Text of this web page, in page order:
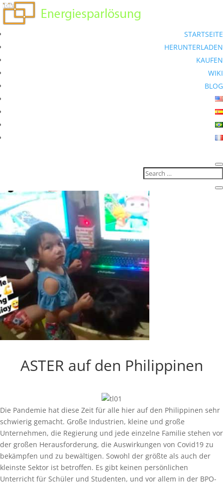
STARTSEITE
HERUNTERLADEN
KAUFEN
WIKI
BLOG
ASTER auf den Philippinen
Die Pandemie hat diese Zeit für alle hier auf den Philippinen sehr
schwierig gemacht. Große Industrien, kleine und große
Unternehmen, die Regierung und jede einzelne Familie stehen vor
der großen Herausforderung, die Auswirkungen von Covid19 zu
bekämpfen und zu bewältigen. Sowohl der größte als auch der
kleinste Sektor ist betroffen. Es gibt keinen persönlichen
Unterricht für Schüler und Studenten, und vor allem in der BPO-